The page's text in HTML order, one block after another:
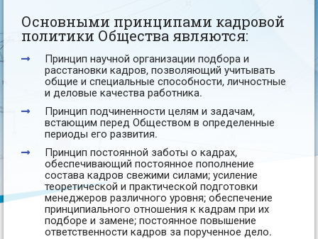
Основными принципами кадровой
политики Общества являются:
Принцип научной организации подбора и
расстановки кадров, позволяющий учитывать
общие и специальные способности, личностные
и деловые качества работника.
Принцип подчиненности целям и задачам,
встающим перед Обществом в определенные
периоды его развития.
Принцип постоянной заботы о кадрах,
обеспечивающий постоянное пополнение
состава кадров свежими силами; усиление
теоретической и практической подготовки
менеджеров различного уровня; обеспечение
принципиального отношения к кадрам при их
подборе и замене; постоянное повышение
ответственности кадров за порученное дело.